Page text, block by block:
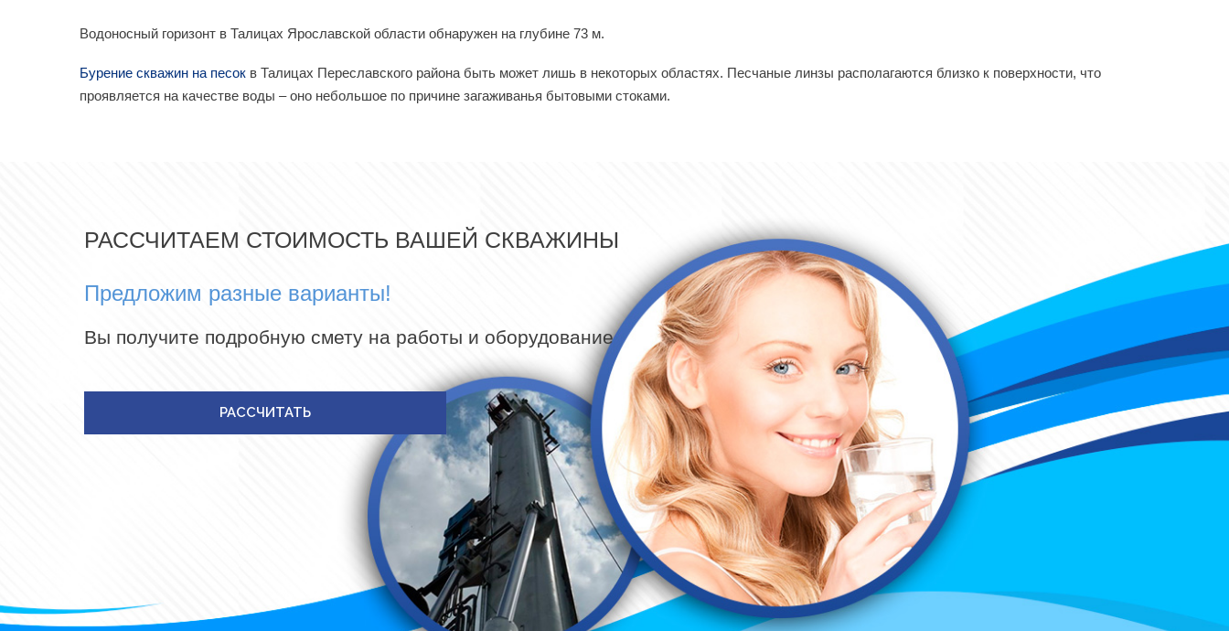
Водоносный горизонт в Талицах Ярославской области обнаружен на глубине 73 м.
Бурение скважин на песок в Талицах Переславского района быть может лишь в некоторых областях. Песчаные линзы располагаются близко к поверхности, что
проявляется на качестве воды – оно небольшое по причине загаживанья бытовыми стоками.
РАССЧИТАЕМ СТОИМОСТЬ ВАШЕЙ СКВАЖИНЫ
Предложим разные варианты!
Вы получите подробную смету на работы и оборудование
РАССЧИТАТЬ